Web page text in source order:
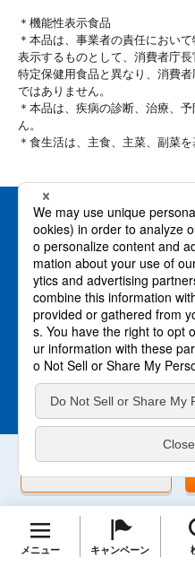
メニュー キャンペーン
＊機能性表示食品
＊本品は、事業者の責任におい
表示するものとして、消費者庁
特定保健用食品と異なり、消費
ではありません。
＊本品は、疾病の診断、治療、
ん。
＊食生活は、主食、主菜、副菜
個人情報の取り扱いについて
医薬品の販売に関する表示
特定商取引法に基づく表示
ご利用環境
ご利用ガイド
お問い合わせ
なりすまし・いたずら注文につい
シーポリシーはこちら。